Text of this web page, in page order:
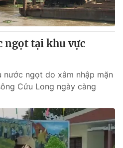
Vươn mình bằng AI
VTV8
English
ngọt tại khu vực
nước ngọt do xâm nhập mặn
Cửu Long ngày càng